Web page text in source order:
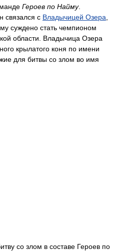
Героев по Найму.
связался с Владычицей Озера
суждено стать чемпионом
области. Владычица Озера
крылатого коня по имени
для битвы со злом во имя
со злом в составе Героев по